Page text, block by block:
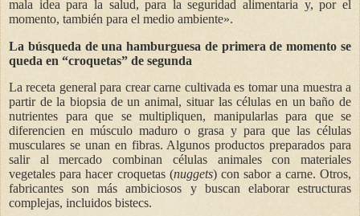
mala idea para la salud, para la seguridad alimentaria y, por el
momento, también para el medio ambiente».
La búsqueda de una hamburguesa de primera de momento se
queda en “croquetas” de segunda
La receta general para crear carne cultivada es tomar una muestra a
partir de la biopsia de un animal, situar las células en un baño de
nutrientes para que se multipliquen, manipularlas para que se
diferencien en músculo maduro o grasa y para que las células
musculares se unan en fibras. Algunos productos preparados para
salir al mercado combinan células animales con materiales
vegetales para hacer croquetas (nuggets) con sabor a carne. Otros,
fabricantes son más ambiciosos y buscan elaborar estructuras
complejas, incluidos bistecs.